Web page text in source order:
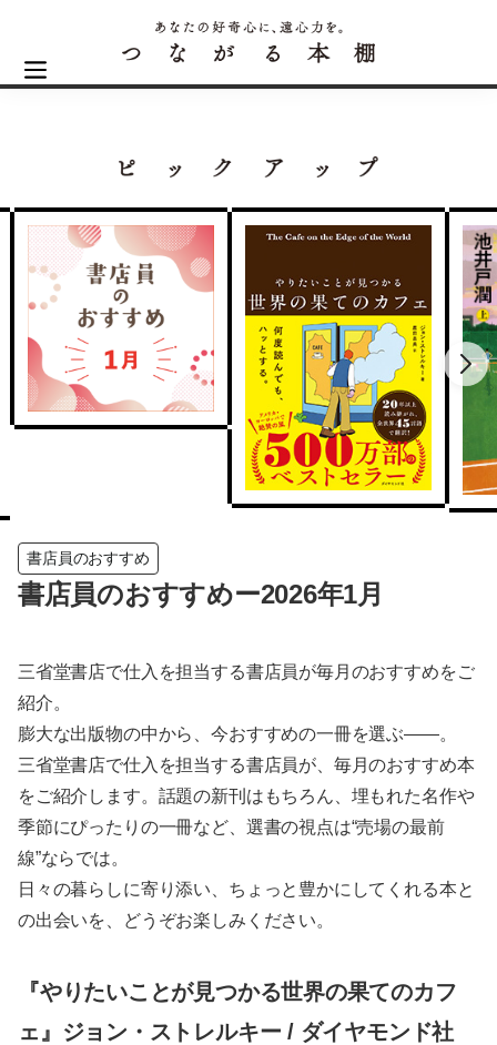
書店員のおすすめ
書店員のおすすめー2026年1月
三省堂書店で仕入を担当する書店員が毎月のおすすめをご
紹介。
膨大な出版物の中から、今おすすめの一冊を選ぶ——。
三省堂書店で仕入を担当する書店員が、毎月のおすすめ本
をご紹介します。話題の新刊はもちろん、埋もれた名作や
季節にぴったりの一冊など、選書の視点は“売場の最前
線”ならでは。
日々の暮らしに寄り添い、ちょっと豊かにしてくれる本と
の出会いを、どうぞお楽しみください。
『やりたいことが見つかる世界の果てのカフ
ェ』ジョン・ストレルキー / ダイヤモンド社